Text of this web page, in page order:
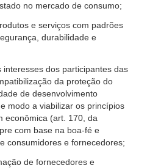
no mercado de consumo;
e serviços com padrões
durabilidade e
interesses dos participantes das
da proteção do
de desenvolvimento
modo a viabilizar os princípios
econômica (art. 170, da
com base na boa-fé e
consumidores e fornecedores;
de fornecedores e